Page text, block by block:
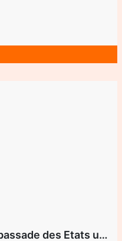
6800 m2 en face de l’Ambassade des Etats unis à vendre proprieté du Royaume uni.jai le direct